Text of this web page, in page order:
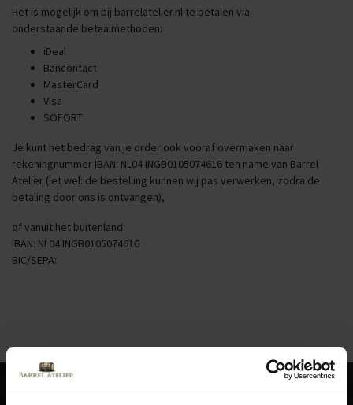
Het is mogelijk om bij barrelatelier.nl te betalen via
onderstaande betaalmethoden:
iDeal
Bancontact
MasterCard
Visa
SOFORT
Je kunt het bedrag van je order ook vooraf overmaken naar
rekeningnummer IBAN: NL04 INGB0105074616 ten name van Barrel
Atelier (let wel: de bestelling kunnen wij pas verwerken, zodra de
betaling door ons is ontvangen),
of vanuit het buitenland:
IBAN: NL04 INGB0105074616
BIC/SEPA: